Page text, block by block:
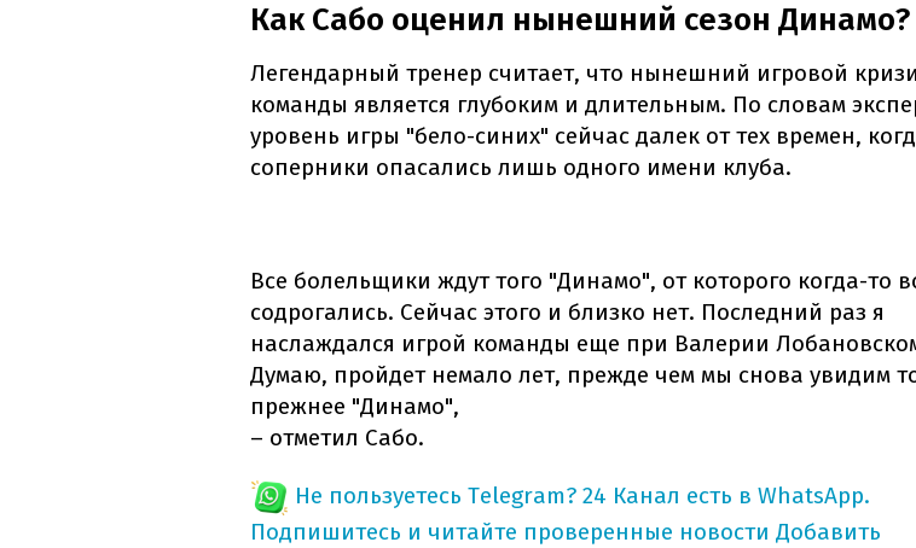
Как Сабо оценил нынешний сезон Динамо?
Легендарный тренер считает, что нынешний игровой
команды является глубоким и длительным. По словам
уровень игры "бело-синих" сейчас далек от тех времен,
соперники опасались лишь одного имени клуба.
Все болельщики ждут того "Динамо", от которого когда-то
содрогались. Сейчас этого и близко нет. Последний раз я
наслаждался игрой команды еще при Валерии
Думаю, пройдет немало лет, прежде чем мы снова увидим
прежнее "Динамо",
– отметил Сабо.
Не пользуетесь Telegram? 24 Канал есть в WhatsApp.
Подпишитесь и читайте проверенные новости Добавить